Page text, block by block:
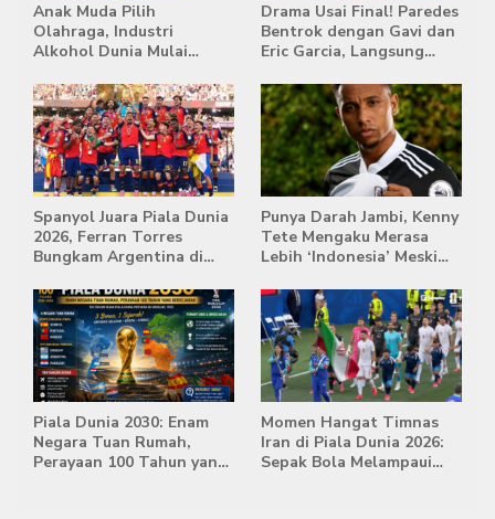
Anak Muda Pilih
Olahraga, Industri
Alkohol Dunia Mulai
Drama Usai Final! Paredes
Bentrok dengan Gavi dan
Eric Garcia, Langsung
Spanyol Juara Piala Dunia
2026, Ferran Torres
Bungkam Argentina di
Punya Darah Jambi, Kenny
Tete Mengaku Merasa
Lebih ‘Indonesia’ Meski
Piala Dunia 2030: Enam
Negara Tuan Rumah,
Perayaan 100 Tahun yang
Momen Hangat Timnas
Iran di Piala Dunia 2026:
Sepak Bola Melampaui